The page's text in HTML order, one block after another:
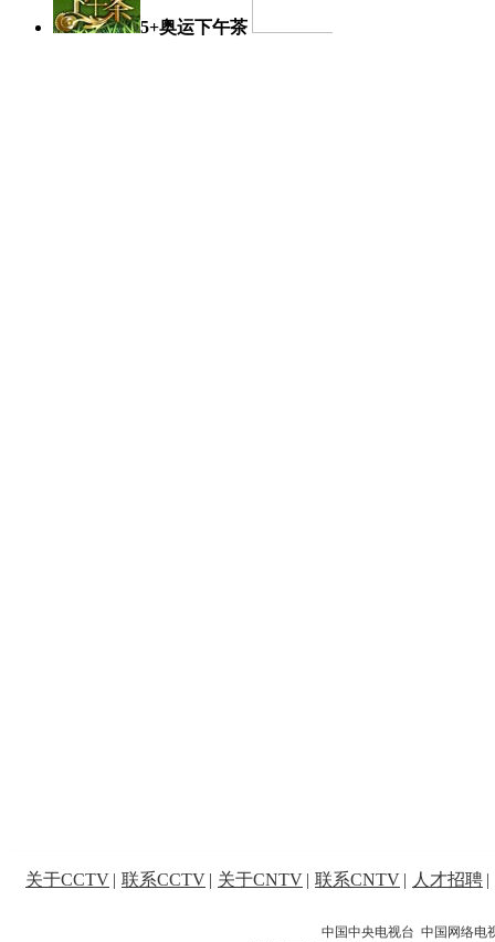
5+奥运下午茶
关于CCTV | 联系CCTV | 关于CNTV | 联系CNTV | 人才招聘 |
中国中央电视台 中国网络电